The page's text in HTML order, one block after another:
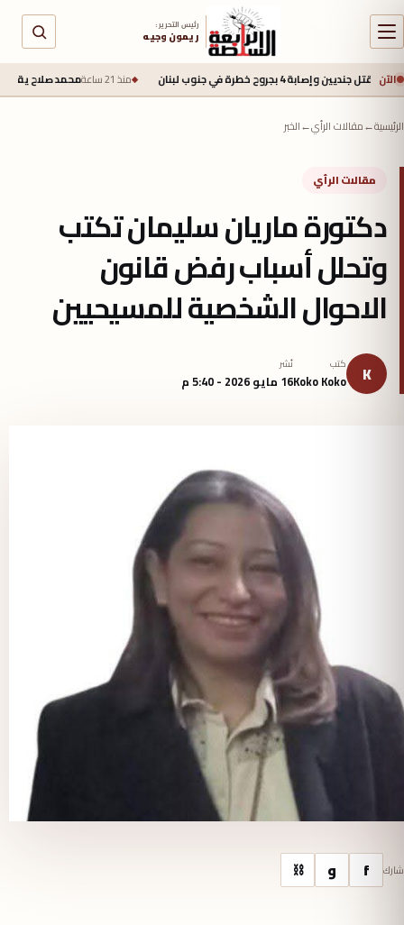
رئيس التحرير :
ريمون وجيه
الآن
خطرة في جنوب لبنان منذ 21 ساعة محمد صلاح يقترب من طرابزون سبور
الرئيسية←مقالات الرأي←الخبر
مقالات الرأي
دكتورة ماريان سليمان تكتب
وتحلل أسباب رفض قانون
الاحوال الشخصية للمسيحيين
K كتب
Koko Koko
نُشر
16 مايو 2026 - 5:40 م
شارك f و ⛓